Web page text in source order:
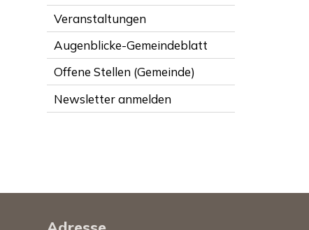
Veranstaltungen
Augenblicke-Gemeindeblatt
Offene Stellen (Gemeinde)
Newsletter anmelden